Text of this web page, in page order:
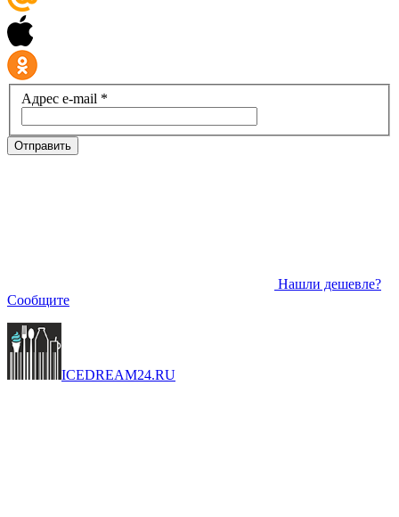
Адрес e-mail *
Отправить
Нашли дешевле?
Сообщите
ICEDREAM24.RU